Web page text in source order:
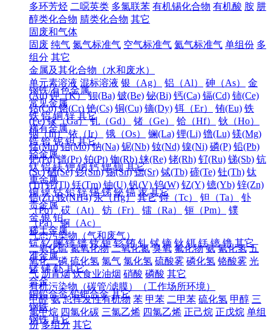
多环芳烃 二噁英类 多氯联苯 有机锡化合物 有机酸 胺 肼
醇类化合物 腈类化合物 其它
固废和气体
固废 纯气 氮气标准气 空气标准气 氦气标准气 单组份 多
组分 其它
金属及其化合物（水和废水）
单元素溶液 混标溶液 银（Ag） 铝（Al） 砷（As）
金
(Au) 钾（K） 钡(Ba) 铍(Be) 铋(Bi) 钙(Ca) 镉(Cd) 铈(Ce)
钴(Co) 铬(Cr) 铯(Cs) 铜(Cu) 镝(Dy) 铒（Er） 铕(Eu) 铁
(Fe) 镓（Ga） 钆（Gd） 锗（Ge） 铪（Hf）
钬（Ho）
铟（In） 铱（Ir） 锇（Os） 镧(La) 锂(Li) 镥(Lu) 镁(Mg)
锰(Mn) 钼(Mo) 钠(Na) 铌(Nb) 钕(Nd) 镍(Ni) 磷(P) 铅(Pb)
钯(Pd) 镨(Pr) 铂(Pt) 铷(Rb) 铼(Re) 铑(Rh) 钌(Ru) 锑(Sb) 钪
(Sc) 硒(Se) 钐(Sm) 锡(Sn) 锶(Sr) 铽(Tb) 碲(Te) 钍(Th) 钛
(Ti) 铊(Tl) 铥(Tm) 铀(U) 钒(V) 钨(W) 钇(Y) 镱(Yb) 锌(Zn)
锆(Zr) 铵(NH4) 汞（Hg） 其它 锝（Tc） 钽（Ta）
钋
（Po） 砹（At） 钫（Fr） 镭（Ra） 钷（Pm）
镤
（Pa） 锕（Ac）
气态污染物（气和废气）
二氧化硫 氮氧化物 二氧化氮 臭氧 氟化物 氨 氰化氢 五
氧化二磷 硫化氢 氯气 氯化氢 硫酸雾 磷化氢 铬酸雾 光
气 沥青烟 饮食业油烟 硝酸 磷酸 其它
有机污染物（碳管/滤膜）（工作场所环境）
甲醛 氨 总挥发性有机物 苯 甲苯 二甲苯 硫化氢 甲醇 三
氯甲烷 四氯化碳 三氯乙烯 四氯乙烯 正己烷 正戊烷 单组
份 多组分 其它
钢铁/有色金属
常见金属
铁 铝 铜 锌 其它
稀有金属
锆 铪 铌 钽 其它
轻金属
钛 铝 镁 钾 钠 钙 锶 钡 其它
重金属
铜 镍 钴 铅 锌 锡 锑 铋 镉 汞 其它
贵金属
金 银 铂
稀土金属
钪 钇 镧 铈 镨 钕 钷 钐 铕 钆 铽 镝 钬 铒 铥 镱 镥 其它
准金属
锗 锑 钋 其它
合金
铜铅合金 铅钯合金 其它
钢铁
钢铁 其它